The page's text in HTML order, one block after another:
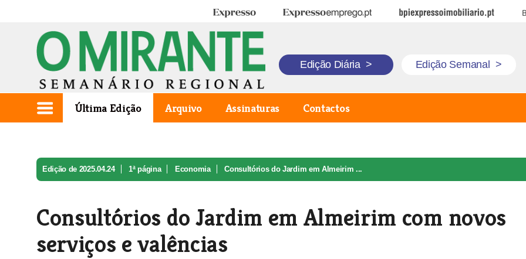
Expresso Expresso Emprego BPI Expresso Imobiliário
Edição Diária > Edição Semanal >
Última Edição Arquivo Assinaturas Contactos
Edição de 2025.04.24 1ª página Economia Consultórios do Jardim em Almeirim ...
Consultórios do Jardim em Almeirim com novos
serviços e valências